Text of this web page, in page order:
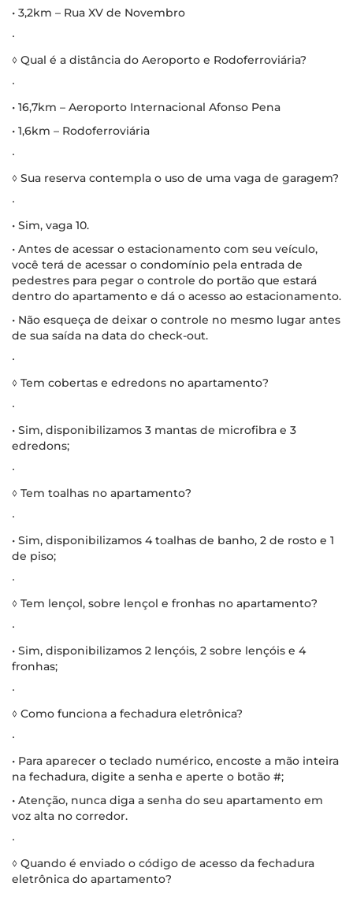
• 3,2km – Rua XV de Novembro
∙
◊ Qual é a distância do Aeroporto e Rodoferroviária?
∙
• 16,7km – Aeroporto Internacional Afonso Pena
• 1,6km – Rodoferroviária
∙
◊ Sua reserva contempla o uso de uma vaga de garagem?
∙
• Sim, vaga 10.
• Antes de acessar o estacionamento com seu veículo,
você terá de acessar o condomínio pela entrada de
pedestres para pegar o controle do portão que estará
dentro do apartamento e dá o acesso ao estacionamento.
• Não esqueça de deixar o controle no mesmo lugar antes
de sua saída na data do check-out.
∙
◊ Tem cobertas e edredons no apartamento?
∙
• Sim, disponibilizamos 3 mantas de microfibra e 3
edredons;
∙
◊ Tem toalhas no apartamento?
∙
• Sim, disponibilizamos 4 toalhas de banho, 2 de rosto e 1
de piso;
∙
◊ Tem lençol, sobre lençol e fronhas no apartamento?
∙
• Sim, disponibilizamos 2 lençóis, 2 sobre lençóis e 4
fronhas;
∙
◊ Como funciona a fechadura eletrônica?
∙
• Para aparecer o teclado numérico, encoste a mão inteira
na fechadura, digite a senha e aperte o botão #;
• Atenção, nunca diga a senha do seu apartamento em
voz alta no corredor.
∙
◊ Quando é enviado o código de acesso da fechadura
eletrônica do apartamento?